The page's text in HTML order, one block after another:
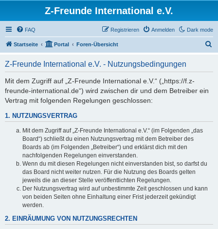
Z-Freunde International e.V.
Dark mode
FAQ Anmelden
Registrieren
Startseite Portal Foren-Übersicht
Z-Freunde International e.V. - Nutzungsbedingungen
Mit dem Zugriff auf „Z-Freunde International e.V.“ („https://f.z-
freunde-international.de“) wird zwischen dir und dem Betreiber ein
Vertrag mit folgenden Regelungen geschlossen:
1. NUTZUNGSVERTRAG
Mit dem Zugriff auf „Z-Freunde International e.V.“ (im Folgenden „das
Board“) schließt du einen Nutzungsvertrag mit dem Betreiber des
Boards ab (im Folgenden „Betreiber“) und erklärst dich mit den
nachfolgenden Regelungen einverstanden.
Wenn du mit diesen Regelungen nicht einverstanden bist, so darfst du
das Board nicht weiter nutzen. Für die Nutzung des Boards gelten
jeweils die an dieser Stelle veröffentlichten Regelungen.
Der Nutzungsvertrag wird auf unbestimmte Zeit geschlossen und kann
von beiden Seiten ohne Einhaltung einer Frist jederzeit gekündigt
werden.
2. EINRÄUMUNG VON NUTZUNGSRECHTEN